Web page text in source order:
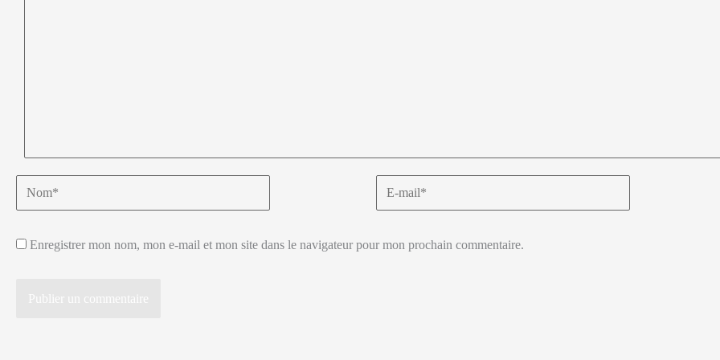
Nom*
E-
mail*
Enregistrer mon nom, mon e-mail et mon site dans le navigateur pour mon prochain commentaire.